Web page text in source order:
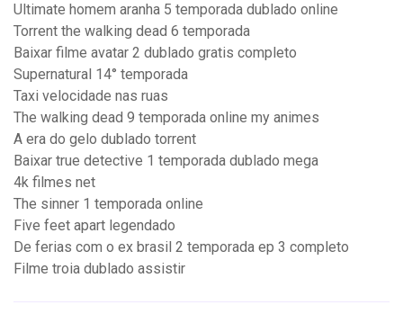
Ultimate homem aranha 5 temporada dublado online
Torrent the walking dead 6 temporada
Baixar filme avatar 2 dublado gratis completo
Supernatural 14° temporada
Taxi velocidade nas ruas
The walking dead 9 temporada online my animes
A era do gelo dublado torrent
Baixar true detective 1 temporada dublado mega
4k filmes net
The sinner 1 temporada online
Five feet apart legendado
De ferias com o ex brasil 2 temporada ep 3 completo
Filme troia dublado assistir